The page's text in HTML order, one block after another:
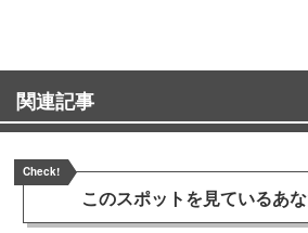
関連記事
Check!
このスポットを見ているあ